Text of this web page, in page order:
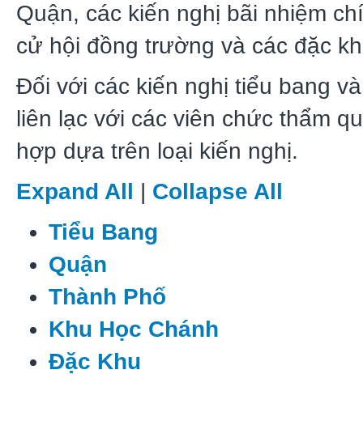
Quận, các kiến nghị bãi nhiệm
cử hội đồng trường và các đặc
Đối với các kiến nghị tiểu bang
liên lạc với các viên chức thẩm
hợp dựa trên loại kiến nghị.
Expand All | Collapse All
Tiểu Bang
Quận
Thành Phố
Khu Học Chánh
Đặc Khu